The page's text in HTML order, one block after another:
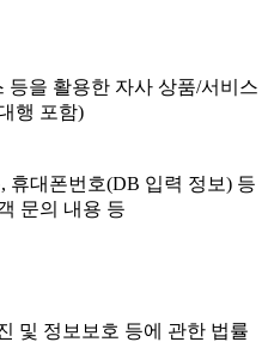
등을 활용한 자사 상품/서비스
행 포함)
휴대폰번호(DB 입력 정보) 등
문의 내용 등
및 정보보호 등에 관한 법률